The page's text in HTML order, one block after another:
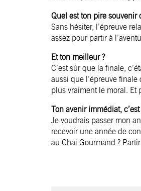
Quel est ton pire souvenir
Sans hésiter, l’épreuve
assez pour partir à
Et ton meilleur ?
C’est sûr que la finale,
aussi que l’épreuve finale
plus vraiment le moral. Et
Ton avenir immédiat, c’est
Je voudrais passer mon
recevoir une année de
au Chai Gourmand ?